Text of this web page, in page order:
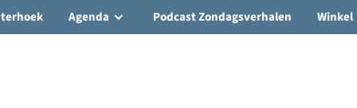
Agenda Podcast Zondagsverhalen Winkel